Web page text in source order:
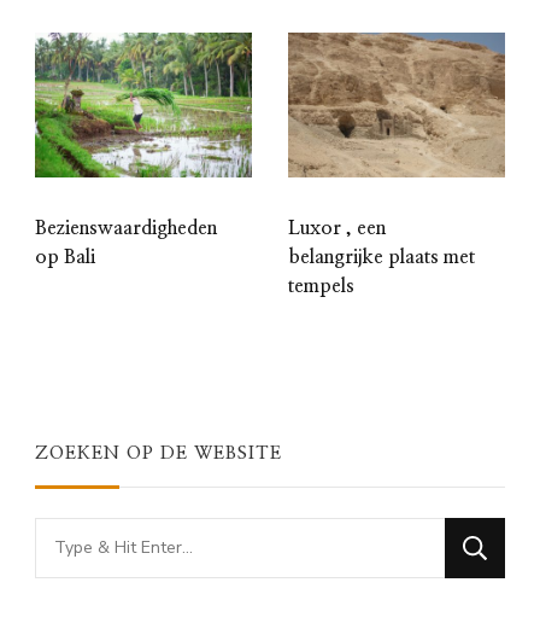
Bezienswaardigheden
op Bali
Luxor , een
belangrijke plaats met
tempels
ZOEKEN OP DE WEBSITE
Looking
for